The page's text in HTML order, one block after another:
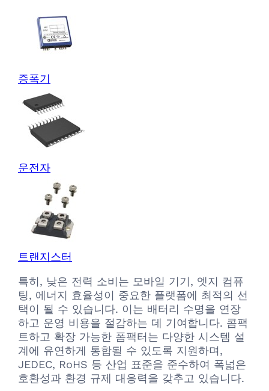
증폭기
운전자
트랜지스터
특히, 낮은 전력 소비는 모바일 기기, 엣지 컴퓨
팅, 에너지 효율성이 중요한 플랫폼에 최적의 선
택이 될 수 있습니다. 이는 배터리 수명을 연장
하고 운영 비용을 절감하는 데 기여합니다. 콤팩
트하고 확장 가능한 폼팩터는 다양한 시스템 설
계에 유연하게 통합될 수 있도록 지원하며,
JEDEC, RoHS 등 산업 표준을 준수하여 폭넓은
호환성과 환경 규제 대응력을 갖추고 있습니다.